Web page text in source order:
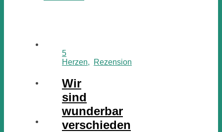
5
Herzen, Rezension
Wir
sind
wunderbar
verschieden